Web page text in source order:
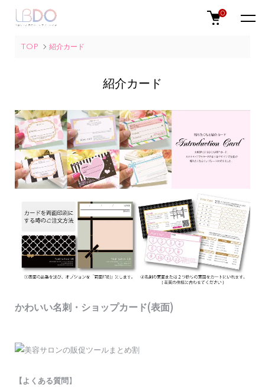
0
TOP 紹介カード
紹介カード
かわいい名刺・ショップカード(表面)
【よくある質問 】